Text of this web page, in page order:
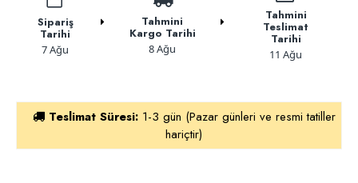
Sipariş
Tarihi
7 Ağu
Tahmini
Kargo Tarihi
8 Ağu
Tahmini
Teslimat
Tarihi
11 Ağu
Teslimat Süresi: 1-3 gün (Pazar günleri ve resmi tatiller
hariçtir)